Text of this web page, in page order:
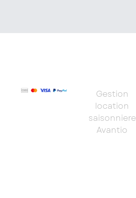
Gestion
location
saisonniere
Avantio